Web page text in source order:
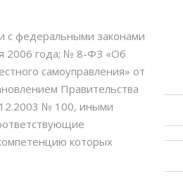
с федеральными законами
2006 года; № 8-ФЗ «Об
самоуправления» от
Правительства
№ 100, иными
которых